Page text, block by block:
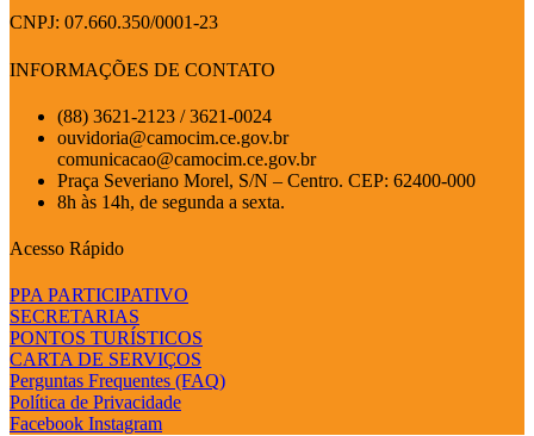
CNPJ: 07.660.350/0001-23
INFORMAÇÕES DE CONTATO
(88) 3621-2123 / 3621-0024
ouvidoria@camocim.ce.gov.br
comunicacao@camocim.ce.gov.br
Praça Severiano Morel, S/N – Centro. CEP: 62400-000
8h às 14h, de segunda a sexta.
Acesso Rápido
PPA PARTICIPATIVO
SECRETARIAS
PONTOS TURÍSTICOS
CARTA DE SERVIÇOS
Perguntas Frequentes (FAQ)
Política de Privacidade
Facebook Instagram